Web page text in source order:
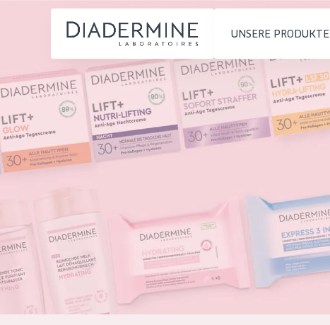
UNSERE PRODUKTE
PRODUKTTYP
Feuchtigkeit und
Ausstrahlung
Hautstraffung
PRODUKTTYP
Tagescreme
Serum
Reinigung
HAUTTYP
Startseite
inhaltsstoffe
Inspiration
Kontakt
French